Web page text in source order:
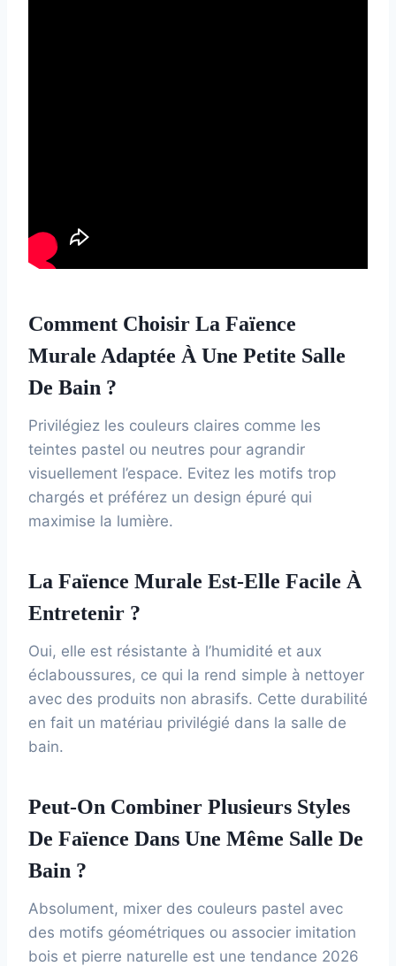
Comment Choisir La Faïence
Murale Adaptée À Une Petite Salle
De Bain ?
Privilégiez les couleurs claires comme les
teintes pastel ou neutres pour agrandir
visuellement l’espace. Evitez les motifs trop
chargés et préférez un design épuré qui
maximise la lumière.
La Faïence Murale Est-Elle Facile À
Entretenir ?
Oui, elle est résistante à l’humidité et aux
éclaboussures, ce qui la rend simple à nettoyer
avec des produits non abrasifs. Cette durabilité
en fait un matériau privilégié dans la salle de
bain.
Peut-On Combiner Plusieurs Styles
De Faïence Dans Une Même Salle De
Bain ?
Absolument, mixer des couleurs pastel avec
des motifs géométriques ou associer imitation
bois et pierre naturelle est une tendance 2026